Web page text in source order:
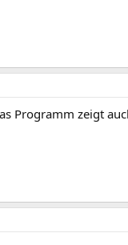
Programm zeigt